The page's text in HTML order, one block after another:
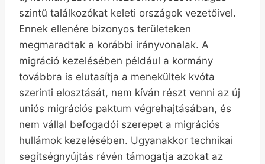
szintű találkozókat keleti országok vezetőivel.
Ennek ellenére bizonyos területeken
megmaradtak a korábbi irányvonalak. A
migráció kezelésében például a kormány
továbbra is elutasítja a menekültek kvóta
szerinti elosztását, nem kíván részt venni az új
uniós migrációs paktum végrehajtásában, és
nem vállal befogadói szerepet a migrációs
hullámok kezelésében. Ugyanakkor technikai
segítségnyújtás révén támogatja azokat az